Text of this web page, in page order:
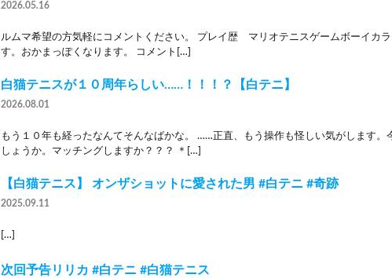
2026.05.16
ルムマ希望の方気軽にコメントください。 プレイ歴 マリオテニスゲームボーイカ
す。おかまっぽくなります。 コメント[…]
白猫テニスが１０周年らしい……！！！？【白テニ】
2026.08.01
もう１０年も経ったなんてそんなばかな。 ……正直、もう操作も怪しい気がします。
しょうか。マッチングしますか？？？ ＊[…]
【白猫テニス】 オンザショットに愛された男 #白テニ #奇跡
2025.09.11
[…]
次回予告リリカ #白テニ #白猫テニス